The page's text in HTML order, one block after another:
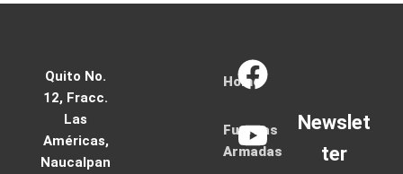
Quito No.
12, Fracc.
Las
Américas,
Naucalpan
Home
Fuerzas
Armadas
Newslet
ter